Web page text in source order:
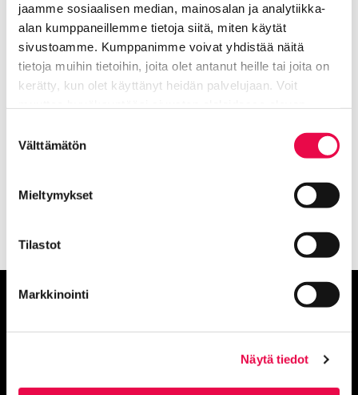
jaamme sosiaalisen median, mainosalan ja analytiikka-
alan kumppaneillemme tietoja siitä, miten käytät
sivustoamme. Kumppanimme voivat yhdistää näitä
tietoja muihin tietoihin, joita olet antanut heille tai joita on
kerätty, kun olet käyttänyt heidän palvelujaan. Voit
valinta
Välttämätön
Mieltymykset
Tilastot
Markkinointi
Näytä tiedot
Museokortti on vuosilippusi yli 350 museoon
Ahvenanmaalta Inariin. Voit poiketa museoissa
milloin vain. Nähtävää riittää niin historian, taiteen,
designin, luonnon, tekniikan kuin vaikkapa jääkiekon
museoiden palveluista. Voit ostaa Museokortin
Palautepalvelu